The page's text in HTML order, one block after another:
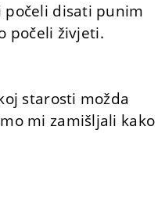
počeli disati punim
počeli živjeti.
starosti možda
mi zamišljali kako